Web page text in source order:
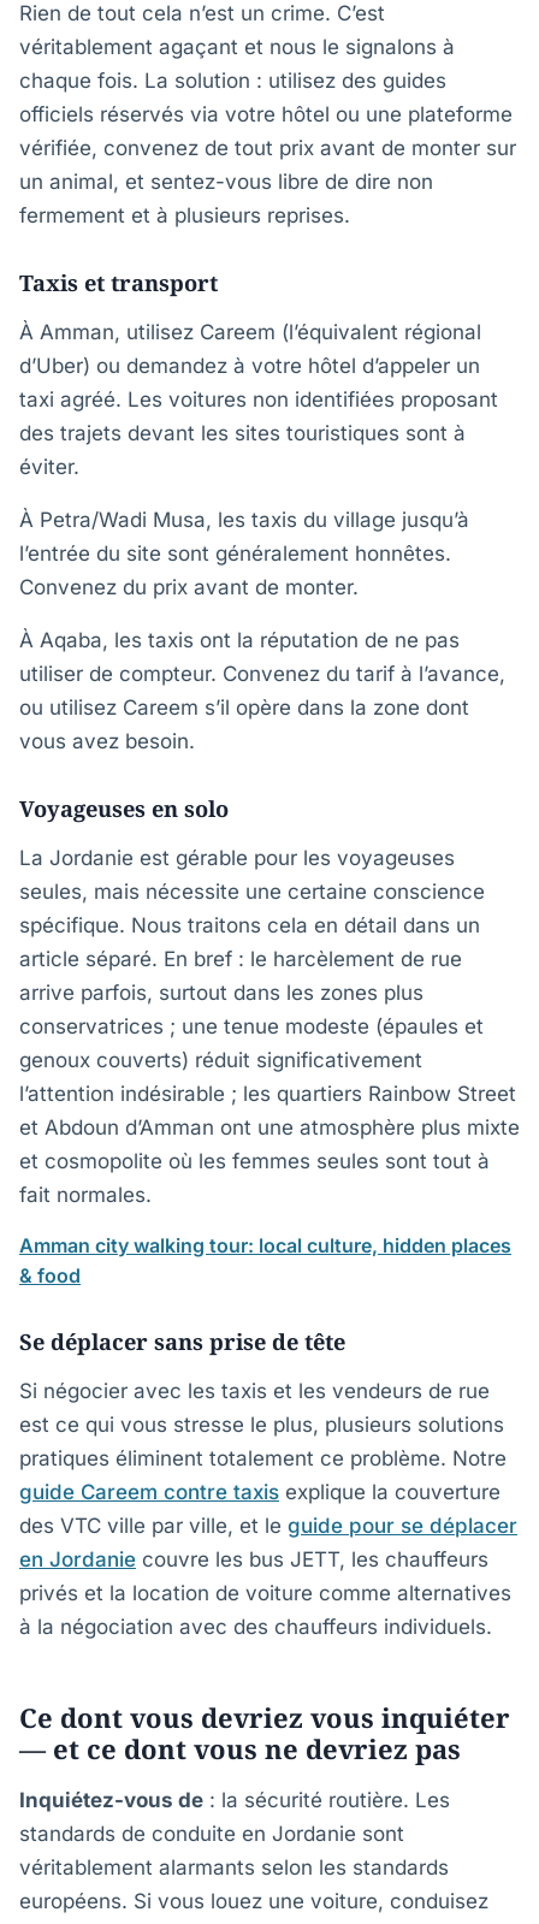
Rien de tout cela n’est un crime. C’est
véritablement agaçant et nous le signalons à
chaque fois. La solution : utilisez des guides
officiels réservés via votre hôtel ou une plateforme
vérifiée, convenez de tout prix avant de monter sur
un animal, et sentez-vous libre de dire non
fermement et à plusieurs reprises.
Taxis et transport
À Amman, utilisez Careem (l’équivalent régional
d’Uber) ou demandez à votre hôtel d’appeler un
taxi agréé. Les voitures non identifiées proposant
des trajets devant les sites touristiques sont à
éviter.
À Petra/Wadi Musa, les taxis du village jusqu’à
l’entrée du site sont généralement honnêtes.
Convenez du prix avant de monter.
À Aqaba, les taxis ont la réputation de ne pas
utiliser de compteur. Convenez du tarif à l’avance,
ou utilisez Careem s’il opère dans la zone dont
vous avez besoin.
Voyageuses en solo
La Jordanie est gérable pour les voyageuses
seules, mais nécessite une certaine conscience
spécifique. Nous traitons cela en détail dans un
article séparé. En bref : le harcèlement de rue
arrive parfois, surtout dans les zones plus
conservatrices ; une tenue modeste (épaules et
genoux couverts) réduit significativement
l’attention indésirable ; les quartiers Rainbow Street
et Abdoun d’Amman ont une atmosphère plus mixte
et cosmopolite où les femmes seules sont tout à
fait normales.
Amman city walking tour: local culture, hidden places
& food
Se déplacer sans prise de tête
Si négocier avec les taxis et les vendeurs de rue
est ce qui vous stresse le plus, plusieurs solutions
pratiques éliminent totalement ce problème. Notre
guide Careem contre taxis explique la couverture
des VTC ville par ville, et le guide pour se déplacer
en Jordanie couvre les bus JETT, les chauffeurs
privés et la location de voiture comme alternatives
à la négociation avec des chauffeurs individuels.
Ce dont vous devriez vous inquiéter
— et ce dont vous ne devriez pas
Inquiétez-vous de : la sécurité routière. Les
standards de conduite en Jordanie sont
véritablement alarmants selon les standards
européens. Si vous louez une voiture, conduisez